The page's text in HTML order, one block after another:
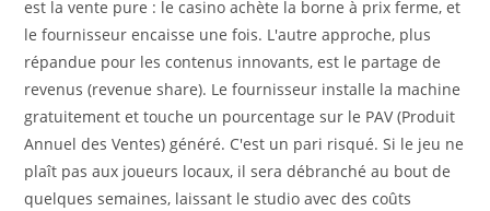
est la vente pure : le casino achète la borne à prix ferme, et
le fournisseur encaisse une fois. L'autre approche, plus
répandue pour les contenus innovants, est le partage de
revenus (revenue share). Le fournisseur installe la machine
gratuitement et touche un pourcentage sur le PAV (Produit
Annuel des Ventes) généré. C'est un pari risqué. Si le jeu ne
plaît pas aux joueurs locaux, il sera débranché au bout de
quelques semaines, laissant le studio avec des coûts